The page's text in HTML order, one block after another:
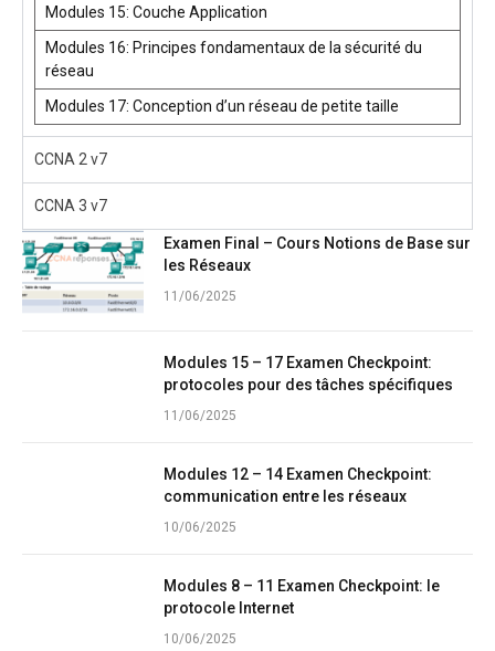
Modules 15: Couche Application
Modules 16: Principes fondamentaux de la sécurité du
réseau
Modules 17: Conception d’un réseau de petite taille
CCNA 2 v7
CCNA 3 v7
Examen Final – Cours Notions de Base sur
les Réseaux
11/06/2025
Modules 15 – 17 Examen Checkpoint:
protocoles pour des tâches spécifiques
11/06/2025
Modules 12 – 14 Examen Checkpoint:
communication entre les réseaux
10/06/2025
Modules 8 – 11 Examen Checkpoint: le
protocole Internet
10/06/2025